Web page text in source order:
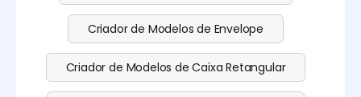
Criador de Modelos de Envelope
Criador de Modelos de Caixa Retangular